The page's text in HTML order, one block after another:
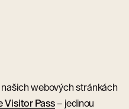
webových stránkách
Visitor Pass – jedinou